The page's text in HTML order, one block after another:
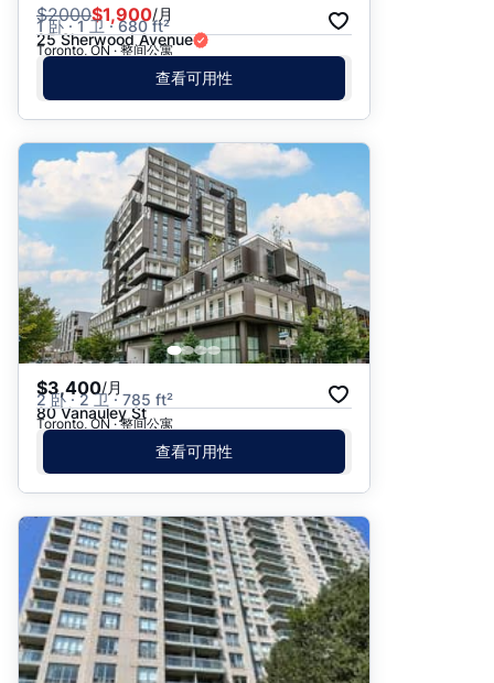
$2000$1,900/月
1 卧 · 1 卫 · 680 ft²
25 Sherwood Avenue
Toronto, ON · 整间公寓
查看可用性
$3,400/月
2 卧 · 2 卫 · 785 ft²
80 Vanauley St
Toronto, ON · 整间公寓
查看可用性